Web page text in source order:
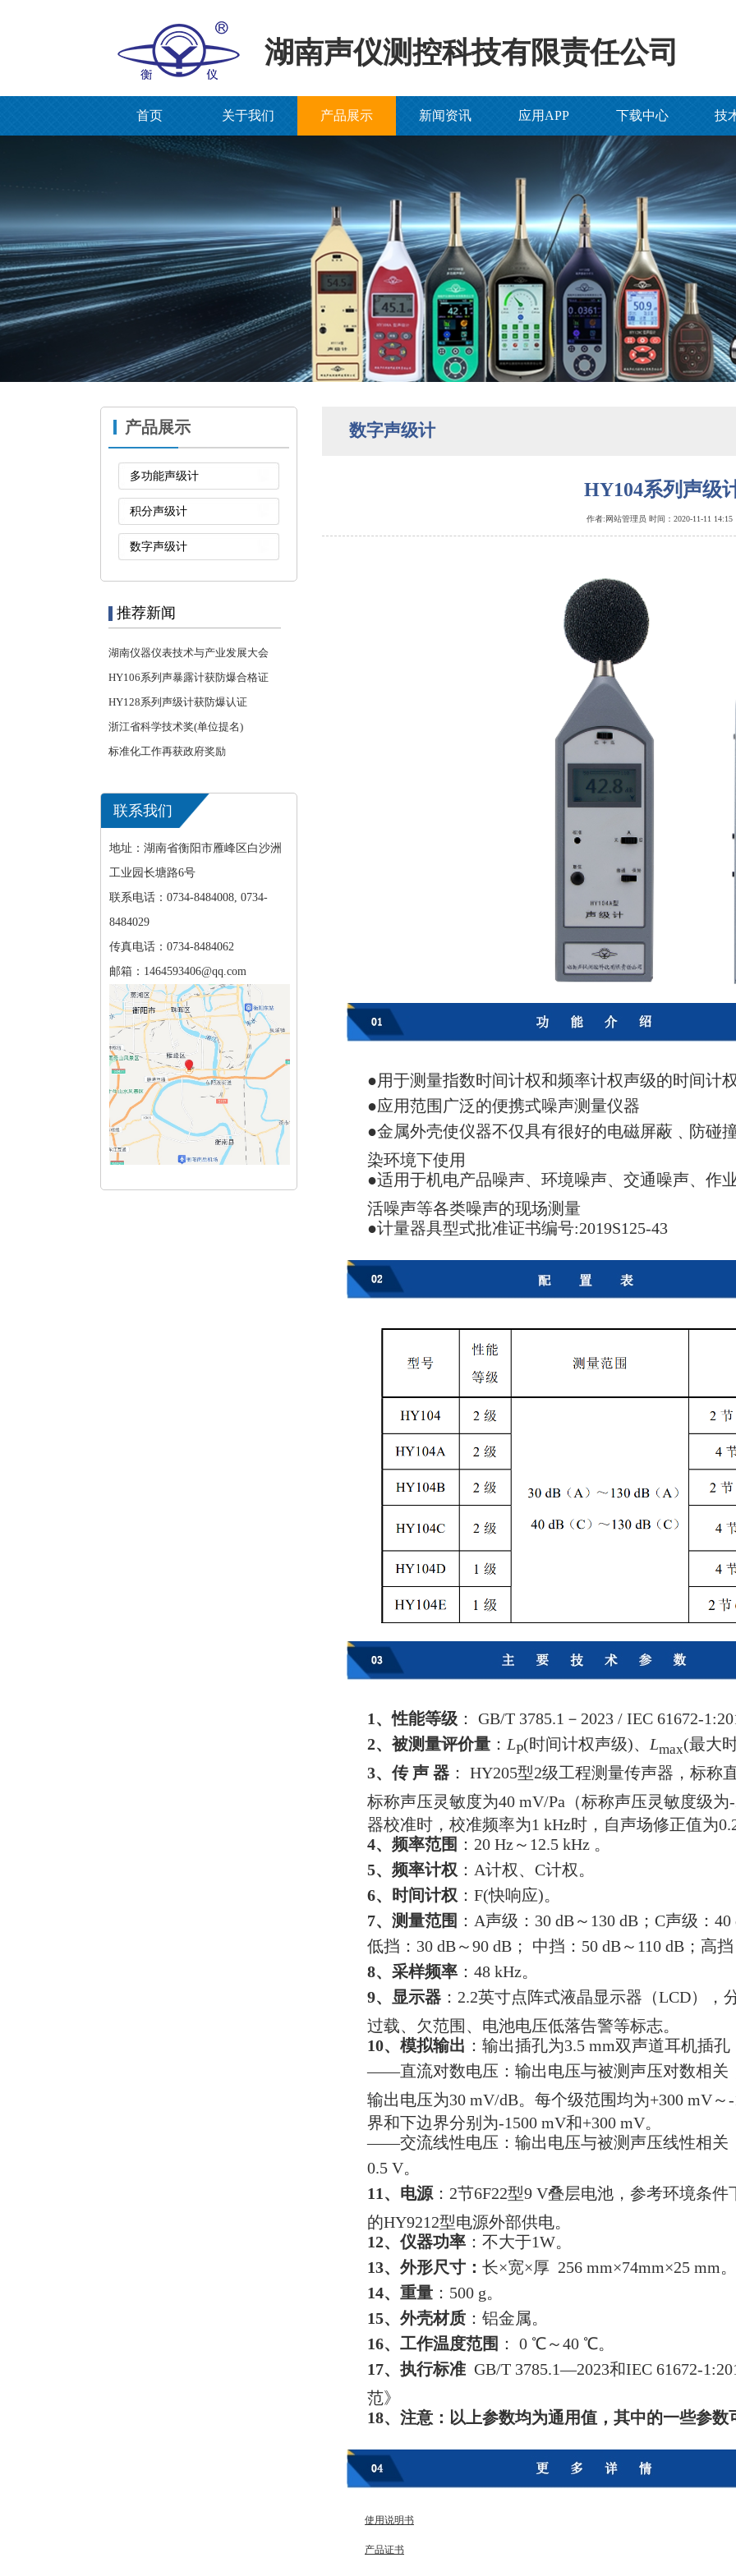
湖南声仪测控科技有限责任公司
首页 关于我们 产品展示 新闻资讯 应用APP 下载中心 技
产品展示
多功能声级计
积分声级计
数字声级计
推荐新闻
湖南仪器仪表技术与产业发展大会
HY106系列声暴露计获防爆合格证
HY128系列声级计获防爆认证
浙江省科学技术奖(单位提名)
标准化工作再获政府奖励
联系我们
地址：湖南省衡阳市雁峰区白沙洲
工业园长塘路6号
联系电话：0734-8484008, 0734-
8484029
传真电话：0734-8484062
邮箱：1464593406@qq.com
数字声级计
HY104系列声级
作者:网站管理员 时间：2020-11-11
●用于测量指数时间计权和频率计权声级的时间计
●应用范围广泛的便携式噪声测量仪器
●金属外壳使仪器不仅具有很好的电磁屏蔽﹑防碰
染环境下使用
●适用于机电产品噪声、环境噪声、交通噪声、作
活噪声等各类噪声的现场测量
●计量器具型式批准证书编号:2019S125-43
1、性能等级 ： GB/T 3785.1－2023 / IEC 61672-
2、被测量评价量 ： LP(时间计权声级)、 Lmax(最大
3、传 声 器 ： HY205型2级工程测量传声器，标称
标称声压灵敏度为40 mV/Pa（标称声压灵敏度级
器校准时，校准频率为1 kHz时，自声场修正值为
4、频率范围 ：20 Hz～12.5 kHz 。
5、频率计权 ：A计权、C计权。
6、时间计权 ：F(快响应)。
7、测量范围 ：A声级：30 dB～130 dB；C声级：
低挡：30 dB～90 dB； 中挡：50 dB～110 dB；高
8、采样频率 ：48 kHz。
9、显示器 ：2.2英寸点阵式液晶显示器（LCD），
过载、欠范围、电池电压低落告警等标志。
10、模拟输出 ：输出插孔为3.5 mm双声道耳机插
——直流对数电压：输出电压与被测声压对数相关
输出电压为30 mV/dB。每个级范围均为+300 mV
界和下边界分别为-1500 mV和+300 mV。
——交流线性电压：输出电压与被测声压线性相关
0.5 V。
11、电源 ：2节6F22型9 V叠层电池，参考环境条
的HY9212型电源外部供电。
12、仪器功率 ：不大于1W。
13、外形尺寸： 长×宽×厚 256 mm×74mm×25 mm。
14、重量 ：500 g。
15、外壳材质 ：铝金属。
16、工作温度范围 ： 0 ℃～40 ℃。
17、执行标准 GB/T 3785.1—2023和IEC 61672-
范》
18、注意：以上参数均为通用值，其中的一些参
使用说明书
产品证书